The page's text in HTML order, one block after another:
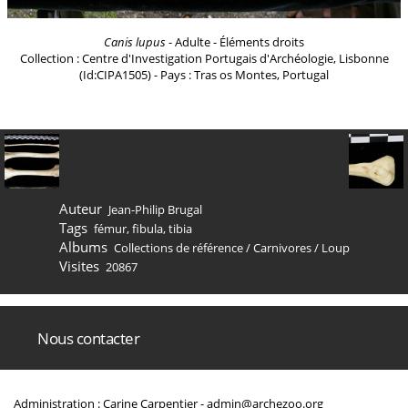
Canis lupus- Adulte - Éléments droits
Collection : Centre d'Investigation Portugais d'Archéologie, Lisbonne
(Id:CIPA1505) - Pays : Tras os Montes, Portugal
Auteur Jean-Philip Brugal
Tags fémur,fibula,tibia
Albums Collections de référence/Carnivores/ Loup
Visites 20867
Nous contacter
Administration : Carine Carpentier -admin@archezoo.org